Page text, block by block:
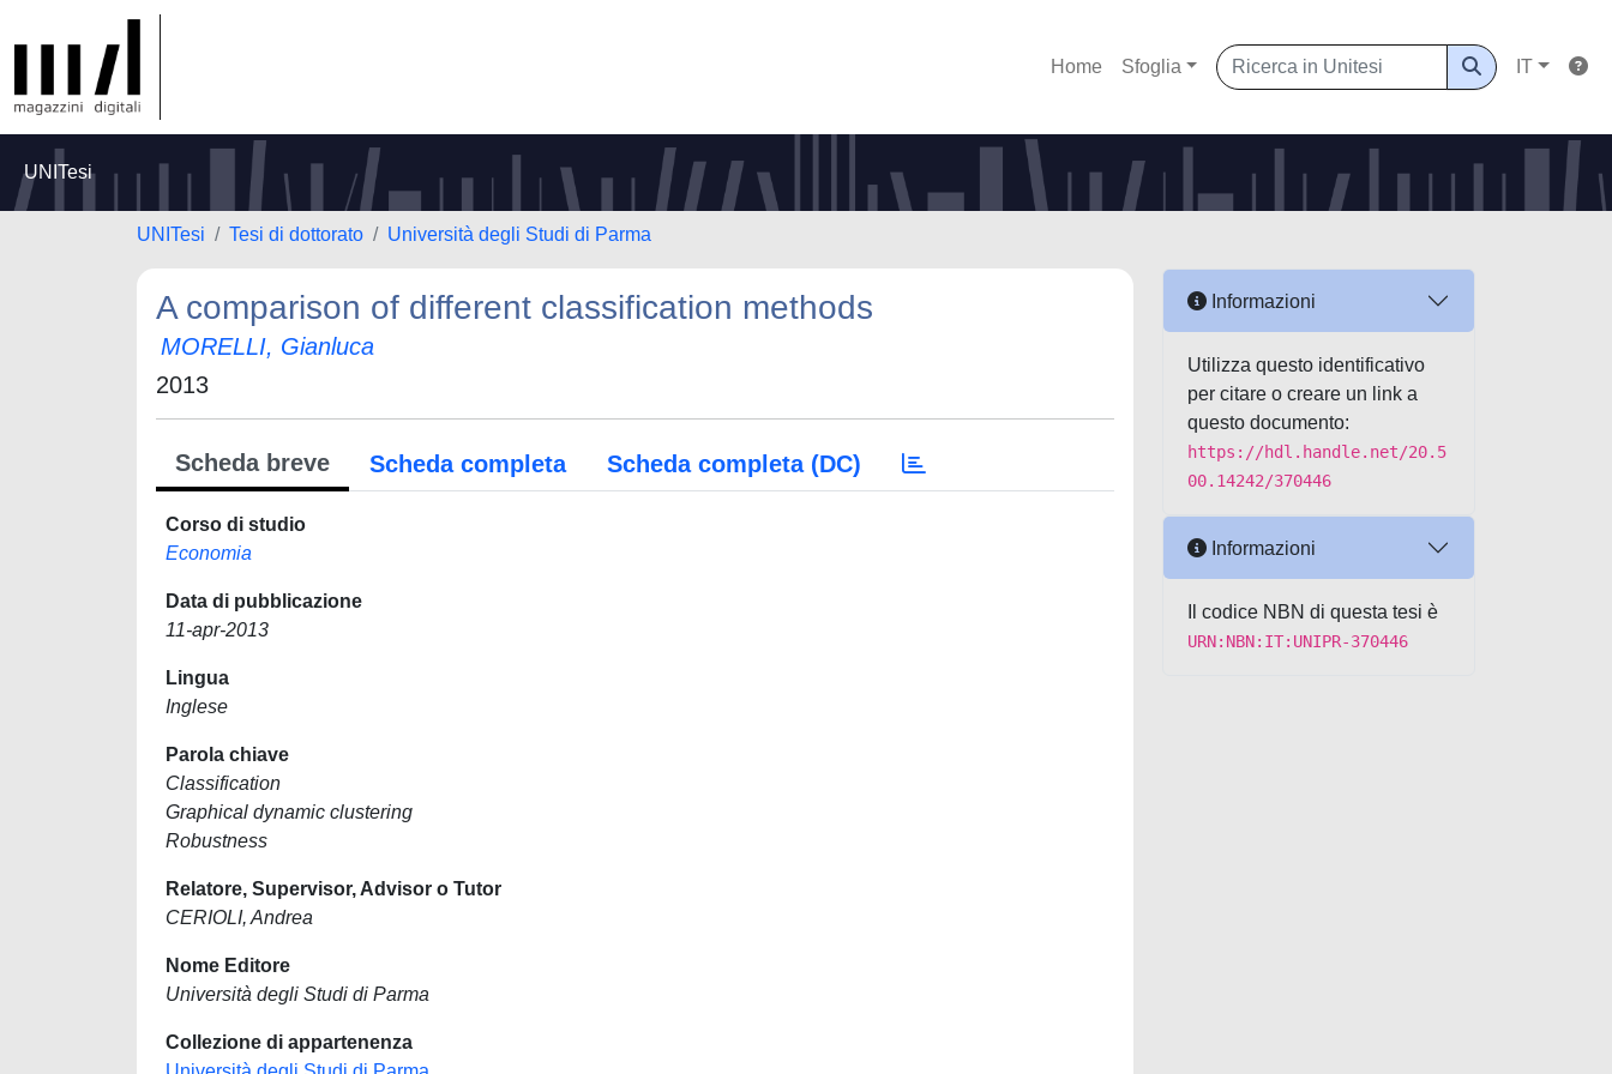
Home Sfoglia IT
UNITesi
UNITesi Tesi di dottorato Università degli Studi di Parma
A comparison of different classification methods
MORELLI, Gianluca
2013
Scheda breve Scheda completa Scheda completa (DC)
Corso di studio
Economia
Data di pubblicazione
11-apr-2013
Lingua
Inglese
Parola chiave
Classification
Graphical dynamic clustering
Robustness
Relatore, Supervisor, Advisor o Tutor
CERIOLI, Andrea
Nome Editore
Università degli Studi di Parma
Collezione di appartenenza
Informazioni
Utilizza questo identificativo
per citare o creare un link a
questo documento:
https://hdl.handle.net/20.5
00.14242/370446
Informazioni
Il codice NBN di questa tesi è
URN:NBN:IT:UNIPR-370446